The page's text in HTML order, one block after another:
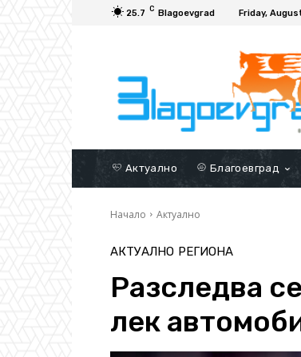
25.7 C Blagoevgrad Friday,
Актуално Благоевград
Начало Актуално
АКТУАЛНО РЕГИОНА
Разследва
лек